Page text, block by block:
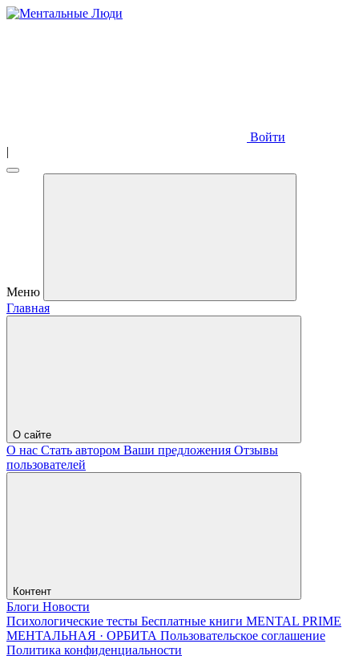
Войти
|
Меню
Главная
О сайте
О нас Стать автором Ваши предложения Отзывы
пользователей
Контент
Блоги Новости
Психологические тесты Бесплатные книги MENTAL PRIME
МЕНТАЛЬНАЯ · ОРБИТА Пользовательское соглашение
Политика конфиденциальности